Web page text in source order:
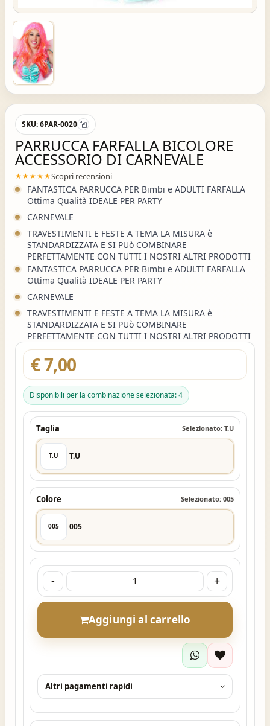
SKU:6PAR-0020
PARRUCCA FARFALLA BICOLORE
ACCESSORIO DI CARNEVALE
★★★★★Scopri recensioni
FANTASTICA PARRUCCA PER Bimbi e ADULTI FARFALLA
Ottima Qualità IDEALE PER PARTY
CARNEVALE
TRAVESTIMENTI E FESTE A TEMA LA MISURA è
STANDARDIZZATA E SI PUò COMBINARE
PERFETTAMENTE CON TUTTI I NOSTRI ALTRI PRODOTTI
FANTASTICA PARRUCCA PER Bimbi e ADULTI FARFALLA
Ottima Qualità IDEALE PER PARTY
CARNEVALE
TRAVESTIMENTI E FESTE A TEMA LA MISURA è
STANDARDIZZATA E SI PUò COMBINARE
PERFETTAMENTE CON TUTTI I NOSTRI ALTRI PRODOTTI
€ 7,00
Disponibili per la combinazione selezionata: 4
Taglia Selezionato: T.U
T.U T.U
Colore Selezionato: 005
005 005
- +
Aggiungi al carrello
Altri pagamenti rapidi